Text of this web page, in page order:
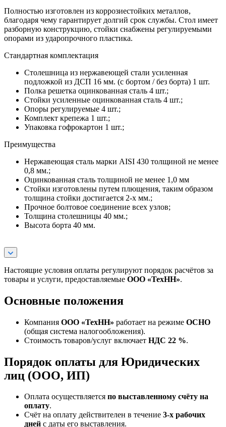
Полностью изготовлен из коррозиестойких металлов,
благодаря чему гарантирует долгий срок службы. Стол имеет
разборную конструкцию, стойки снабжены регулируемыми
опорами из ударопрочного пластика.
Стандартная комплектация
Столешница из нержавеющей стали усиленная
подложкой из ДСП 16 мм. (с бортом / без борта) 1 шт.
Полка решетка оцинкованная сталь 4 шт.;
Стойки усиленные оцинкованная сталь 4 шт.;
Опоры регулируемые 4 шт.;
Комплект крепежа 1 шт.;
Упаковка гофрокартон 1 шт.;
Преимущества
Нержавеющая сталь марки AISI 430 толщиной не менее
0,8 мм.;
Оцинкованная сталь толщиной не менее 1,0 мм
Стойки изготовлены путем плющения, таким образом
толщина стойки достигается 2-х мм.;
Прочное болтовое соединение всех узлов;
Толщина столешницы 40 мм.;
Высота борта 40 мм.
Настоящие условия оплаты регулируют порядок расчётов за
товары и услуги, предоставляемые ООО «ТехНН».
Основные положения
Компания ООО «ТехНН» работает на режиме ОСНО
(общая система налогообложения).
Стоимость товаров/услуг включает НДС 22 %.
Порядок оплаты для Юридических
лиц (ООО, ИП)
Оплата осуществляется по выставленному счёту на
оплату.
Счёт на оплату действителен в течение 3‑х рабочих
дней с даты его выставления.